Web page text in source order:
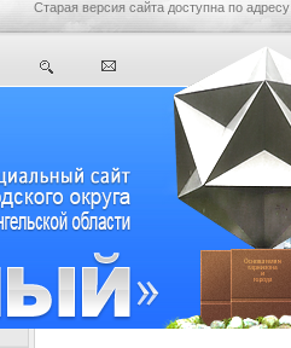
Старая версия сайта доступна по адресу